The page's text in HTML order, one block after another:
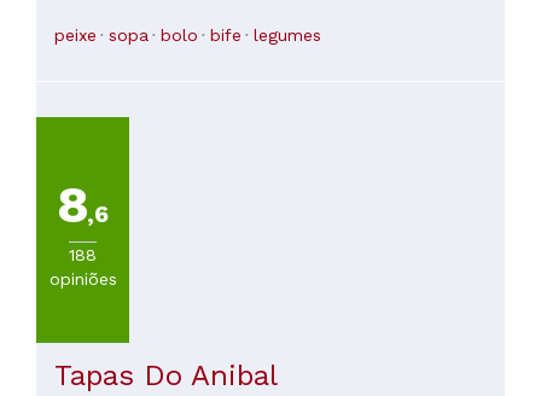
caseiro de sobremesa estava incrível. Bebidas locais
portuguesas e de marcas da Madeira. Saímos satisfeitos e
peixe sopa bolo bife legumes
8,6
188
opiniões
Tapas Do Anibal